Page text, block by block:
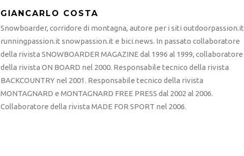
GIANCARLO COSTA
Snowboarder, corridore di montagna, autore per i siti outdoorpassion.it
runningpassion.it snowpassion.it e bici.news. In passato collaboratore
della rivista SNOWBOARDER MAGAZINE dal 1996 al 1999, collaboratore
della rivista ON BOARD nel 2000. Responsabile tecnico della rivista
BACKCOUNTRY nel 2001. Responsabile tecnico della rivista
MONTAGNARD e MONTAGNARD FREE PRESS dal 2002 al 2006.
Collaboratore della rivista MADE FOR SPORT nel 2006.